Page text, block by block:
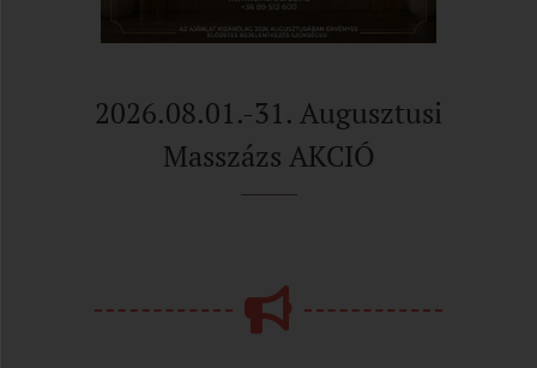
2026.08.01.-31. Augusztusi
Masszázs AKCIÓ